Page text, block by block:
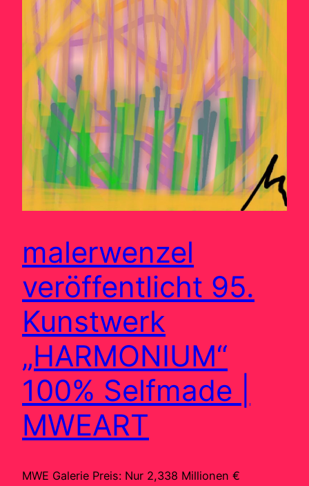
malerwenzel
veröffentlicht 95.
Kunstwerk
„HARMONIUM“
100% Selfmade |
MWEART
MWE Galerie Preis: Nur 2,338 Millionen €